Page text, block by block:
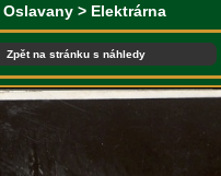
Oslavany > Elektrárna
Zpět na stránku s náhledy